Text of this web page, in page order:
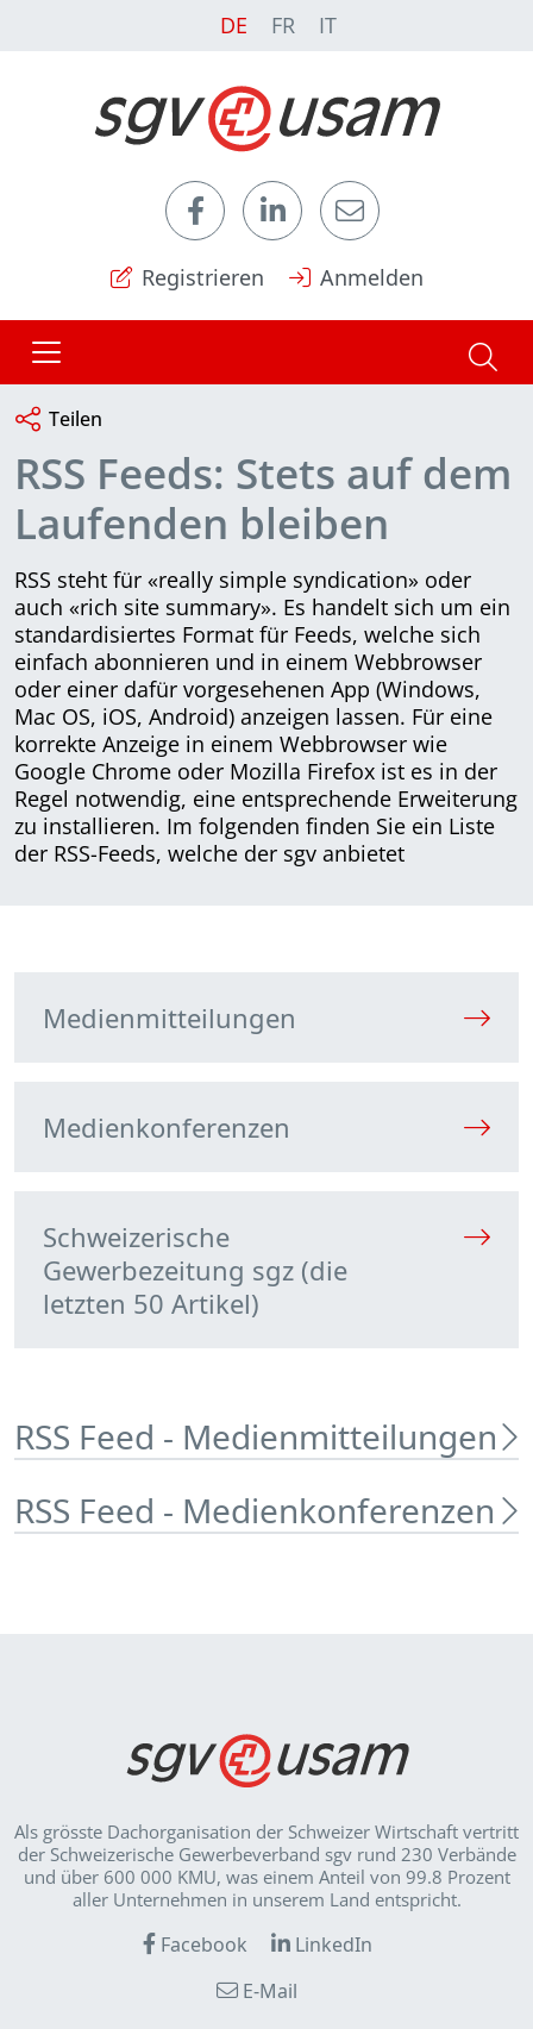
DE FR IT
Registrieren Anmelden
Teilen
RSS Feeds: Stets auf dem
Laufenden bleiben
RSS steht für «really simple syndication» oder
auch «rich site summary». Es handelt sich um ein
standardisiertes Format für Feeds, welche sich
einfach abonnieren und in einem Webbrowser
oder einer dafür vorgesehenen App (Windows,
Mac OS, iOS, Android) anzeigen lassen. Für eine
korrekte Anzeige in einem Webbrowser wie
Google Chrome oder Mozilla Firefox ist es in der
Regel notwendig, eine entsprechende Erweiterung
zu installieren. Im folgenden finden Sie ein Liste
der RSS-Feeds, welche der sgv anbietet
Medienmitteilungen
Medienkonferenzen
Schweizerische
Gewerbezeitung sgz (die
letzten 50 Artikel)
RSS Feed - Medienmitteilungen
RSS Feed - Medienkonferenzen
Als grösste Dachorganisation der Schweizer Wirt­schaft vertritt
der Schweizerische Gewerbeverband sgv rund 230 Verbände
und über 600 000 KMU, was einem Anteil von 99.8 Prozent
aller Unternehmen in unserem Land entspricht.
Facebook
LinkedIn
E-Mail